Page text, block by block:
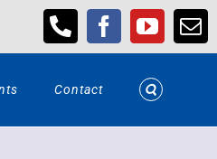
Téléphone
Facebook
Contact